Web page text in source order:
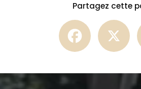
Partagez cette
Facebook